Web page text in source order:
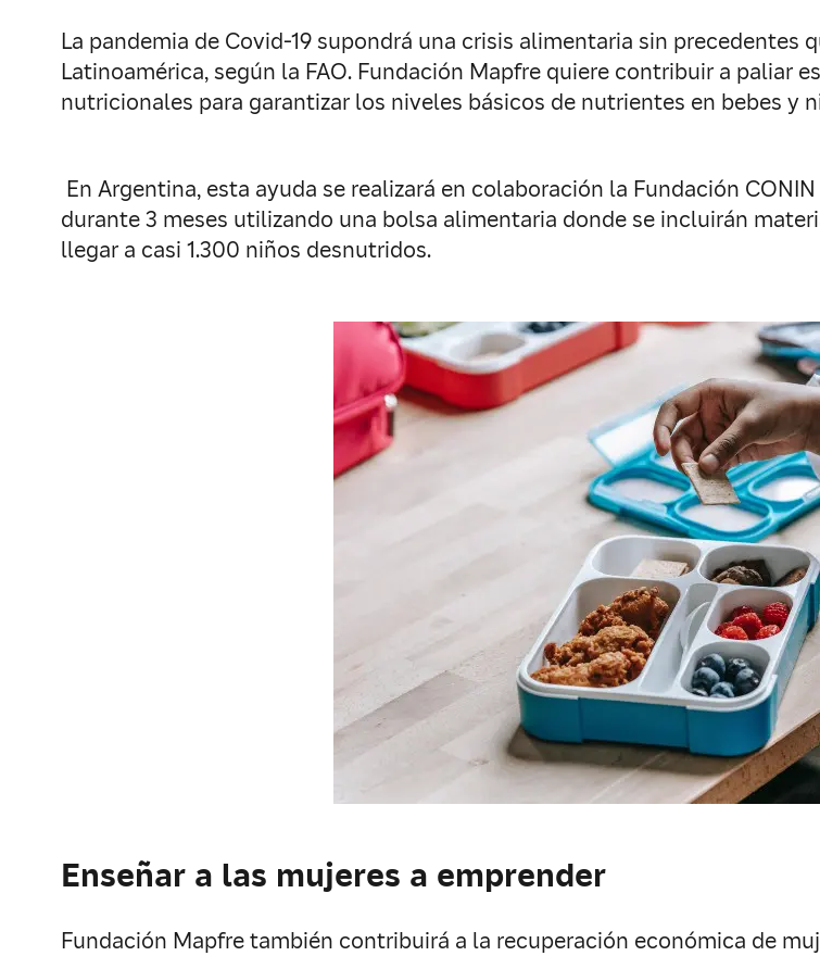
La pandemia de Covid-19 supondrá una crisis alimentaria sin precedentes
Latinoamérica, según la FAO. Fundación Mapfre quiere contribuir a paliar
nutricionales para garantizar los niveles básicos de nutrientes en bebes y
En Argentina, esta ayuda se realizará en colaboración la Fundación
durante 3 meses utilizando una bolsa alimentaria donde se incluirán
llegar a casi 1.300 niños desnutridos.
Enseñar a las mujeres a emprender
Fundación Mapfre también contribuirá a la recuperación económica de